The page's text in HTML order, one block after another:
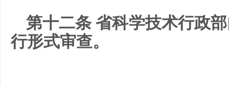
第十二条 省科学技术行政
行形式审查。